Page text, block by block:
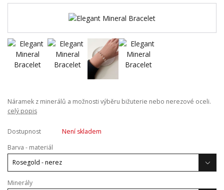
Náramek z minerálů a možnosti výběru bižuterie nebo nerezové oceli.
celý popis
Dostupnost
Není skladem
Barva - materiál
Minerály